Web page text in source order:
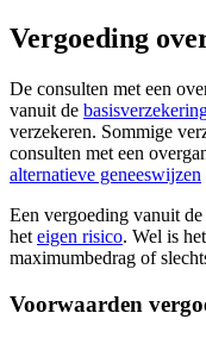
Vergoeding
De consulten met een
vanuit de
verzekeren. Sommige
consulten met een
alternatieve geneeswijzen
Een vergoeding vanuit de
het eigen risico. Wel is
maximumbedrag of
Voorwaarden